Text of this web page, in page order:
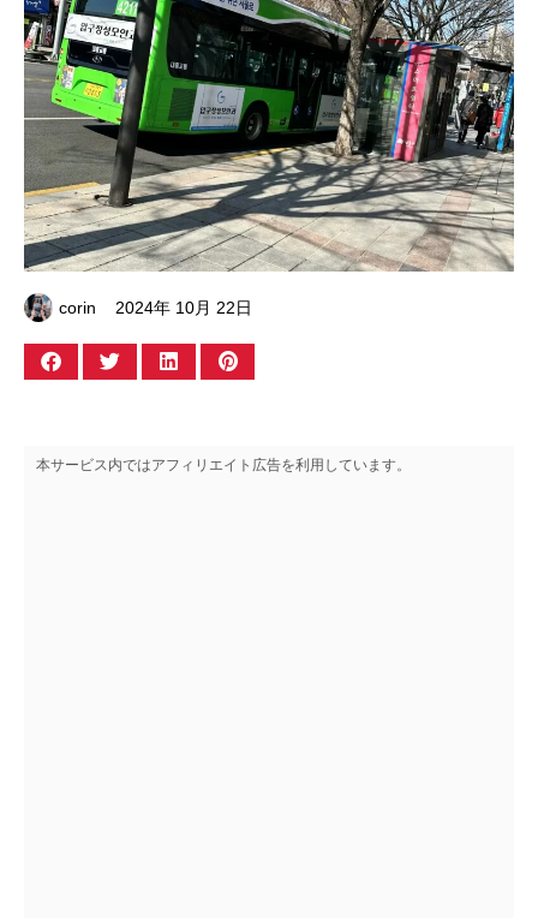
corin 2024年 10月 22日
本サービス内ではアフィリエイト広告を利用しています。